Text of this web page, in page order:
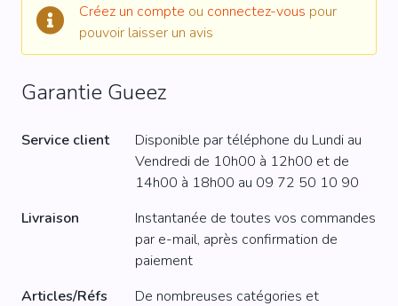
Créez un compte ou connectez-vous pour
pouvoir laisser un avis
Garantie Gueez
Service client
Disponible par téléphone du Lundi au
Vendredi de 10h00 à 12h00 et de
14h00 à 18h00 au 09 72 50 10 90
Livraison
Instantanée de toutes vos commandes
par e-mail, après confirmation de
paiement
Articles/Réfs
De nombreuses catégories et